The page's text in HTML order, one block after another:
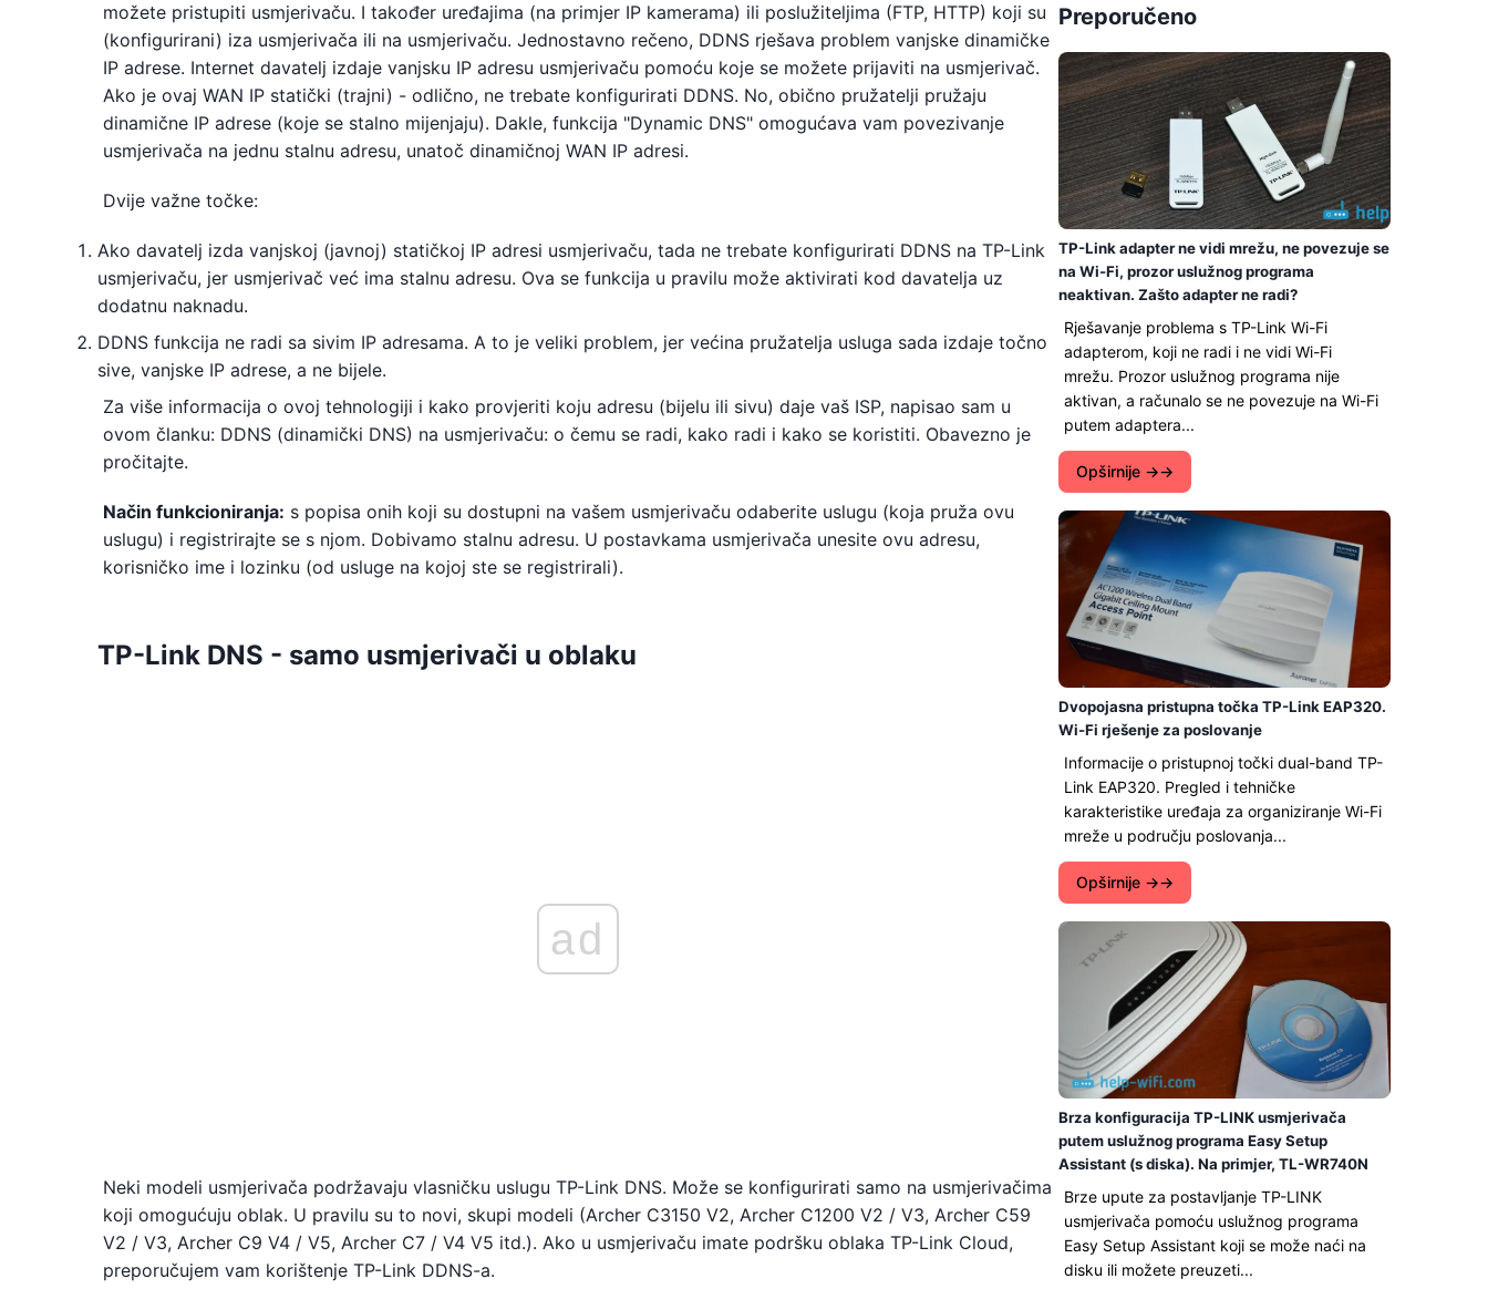
možete pristupiti usmjerivaču. I također uređajima (na primjer IP kamerama) ili poslužiteljima (FTP, HTTP) koji su
(konfigurirani) iza usmjerivača ili na usmjerivaču. Jednostavno rečeno, DDNS rješava problem vanjske dinamičke
IP adrese. Internet davatelj izdaje vanjsku IP adresu usmjerivaču pomoću koje se možete prijaviti na usmjerivač.
Ako je ovaj WAN IP statički (trajni) - odlično, ne trebate konfigurirati DDNS. No, obično pružatelji pružaju
dinamične IP adrese (koje se stalno mijenjaju). Dakle, funkcija "Dynamic DNS" omogućava vam povezivanje
usmjerivača na jednu stalnu adresu, unatoč dinamičnoj WAN IP adresi.
Dvije važne točke:
Ako davatelj izda vanjskoj (javnoj) statičkoj IP adresi usmjerivaču, tada ne trebate konfigurirati DDNS na TP-Link
usmjerivaču, jer usmjerivač već ima stalnu adresu. Ova se funkcija u pravilu može aktivirati kod davatelja uz
dodatnu naknadu.
DDNS funkcija ne radi sa sivim IP adresama. A to je veliki problem, jer većina pružatelja usluga sada izdaje točno
sive, vanjske IP adrese, a ne bijele.
Za više informacija o ovoj tehnologiji i kako provjeriti koju adresu (bijelu ili sivu) daje vaš ISP, napisao sam u
ovom članku: DDNS (dinamički DNS) na usmjerivaču: o čemu se radi, kako radi i kako se koristiti. Obavezno je
pročitajte.
Način funkcioniranja: s popisa onih koji su dostupni na vašem usmjerivaču odaberite uslugu (koja pruža ovu
uslugu) i registrirajte se s njom. Dobivamo stalnu adresu. U postavkama usmjerivača unesite ovu adresu,
korisničko ime i lozinku (od usluge na kojoj ste se registrirali).
TP-Link DNS - samo usmjerivači u oblaku
ad
Neki modeli usmjerivača podržavaju vlasničku uslugu TP-Link DNS. Može se konfigurirati samo na usmjerivačima
koji omogućuju oblak. U pravilu su to novi, skupi modeli (Archer C3150 V2, Archer C1200 V2 / V3, Archer C59
V2 / V3, Archer C9 V4 / V5, Archer C7 / V4 V5 itd.). Ako u usmjerivaču imate podršku oblaka TP-Link Cloud,
preporučujem vam korištenje TP-Link DDNS-a.
Preporučeno
TP-Link adapter ne vidi mrežu, ne povezuje se
na Wi-Fi, prozor uslužnog programa
neaktivan. Zašto adapter ne radi?
Rješavanje problema s TP-Link Wi-Fi
adapterom, koji ne radi i ne vidi Wi-Fi
mrežu. Prozor uslužnog programa nije
aktivan, a računalo se ne povezuje na Wi-Fi
putem adaptera...
Opširnije →
Dvopojasna pristupna točka TP-Link EAP320.
Wi-Fi rješenje za poslovanje
Informacije o pristupnoj točki dual-band TP-
Link EAP320. Pregled i tehničke
karakteristike uređaja za organiziranje Wi-Fi
mreže u području poslovanja...
Opširnije →
Brza konfiguracija TP-LINK usmjerivača
putem uslužnog programa Easy Setup
Assistant (s diska). Na primjer, TL-WR740N
Brze upute za postavljanje TP-LINK
usmjerivača pomoću uslužnog programa
Easy Setup Assistant koji se može naći na
disku ili možete preuzeti...